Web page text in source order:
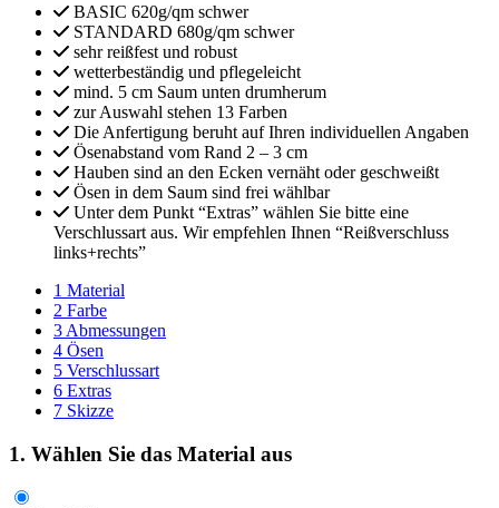
BASIC 620g/qm schwer
STANDARD 680g/qm schwer
sehr reißfest und robust
wetterbeständig und pflegeleicht
mind. 5 cm Saum unten drumherum
zur Auswahl stehen 13 Farben
Die Anfertigung beruht auf Ihren individuellen Angaben
Ösenabstand vom Rand 2 – 3 cm
Hauben sind an den Ecken vernäht oder geschweißt
Ösen in dem Saum sind frei wählbar
Unter dem Punkt “Extras” wählen Sie bitte eine
Verschlussart aus. Wir empfehlen Ihnen “Reißverschluss
links+rechts”
1 Material
2 Farbe
3 Abmessungen
4 Ösen
5 Verschlussart
6 Extras
7 Skizze
1. Wählen Sie das Material aus